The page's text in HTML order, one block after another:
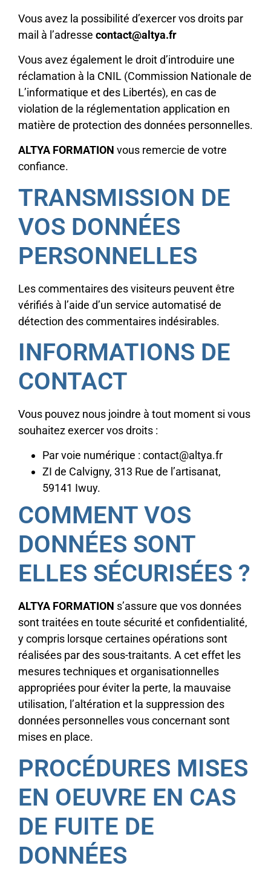
Vous avez la possibilité d’exercer vos droits par
mail à l’adresse contact@altya.fr
Vous avez également le droit d’introduire une
réclamation à la CNIL (Commission Nationale de
L’informatique et des Libertés), en cas de
violation de la réglementation application en
matière de protection des données personnelles.
ALTYA FORMATION vous remercie de votre
confiance.
TRANSMISSION DE
VOS DONNÉES
PERSONNELLES
Les commentaires des visiteurs peuvent être
vérifiés à l’aide d’un service automatisé de
détection des commentaires indésirables.
INFORMATIONS DE
CONTACT
Vous pouvez nous joindre à tout moment si vous
souhaitez exercer vos droits :
Par voie numérique : contact@altya.fr
ZI de Calvigny, 313 Rue de l’artisanat,
59141 Iwuy.
COMMENT VOS
DONNÉES SONT
ELLES SÉCURISÉES ?
ALTYA FORMATION s’assure que vos données
sont traitées en toute sécurité et confidentialité,
y compris lorsque certaines opérations sont
réalisées par des sous-traitants. A cet effet les
mesures techniques et organisationnelles
appropriées pour éviter la perte, la mauvaise
utilisation, l’altération et la suppression des
données personnelles vous concernant sont
mises en place.
PROCÉDURES MISES
EN OEUVRE EN CAS
DE FUITE DE
DONNÉES